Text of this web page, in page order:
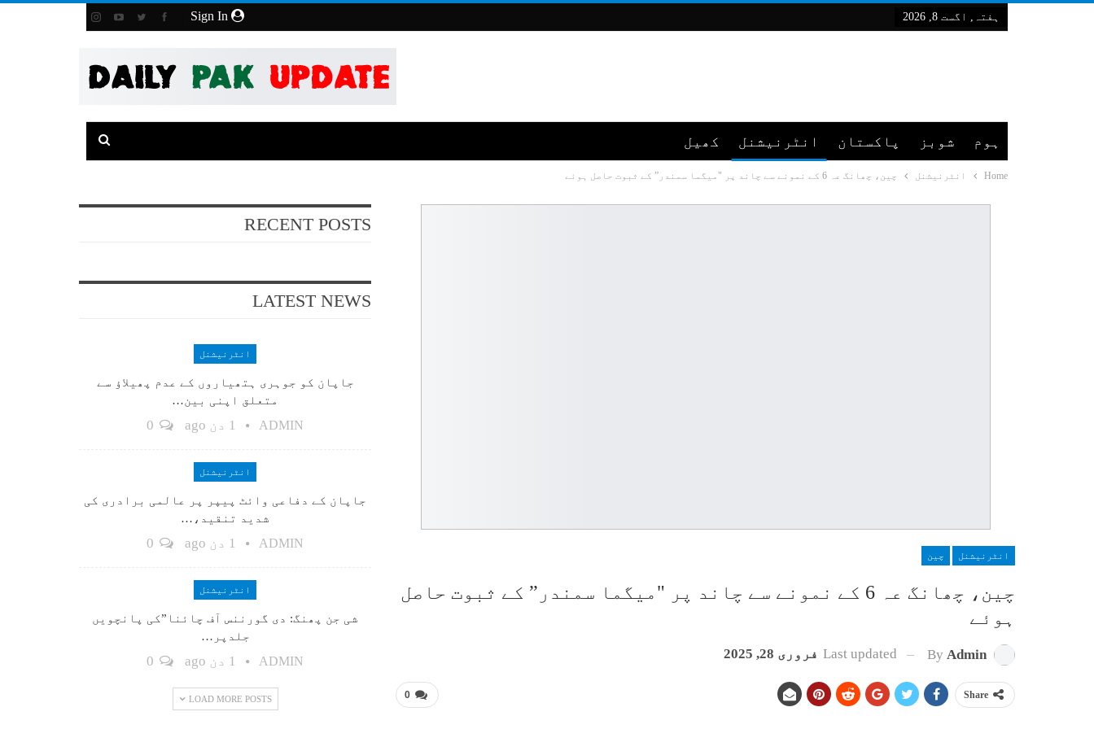
ہفتہ, اگست 8, 2026
ہوم شوبز پاکستان انٹرنیشنل کھیل
Home انٹرنیشنل چین، چھانگ عہ 6 کے نمونے سے چاند پر "میگما سمندر” کے ثبوت حاصل ہوئے
انٹرنیشنل چین
چین، چھانگ عہ 6 کے نمونے سے چاند پر "میگما سمندر” کے ثبوت حاصل
ہوئے
By Admin
Last updated فروری 28, 2025
0 Share
RECENT POSTS
LATEST NEWS
انٹرنیشنل
جاپان کو جوہری ہتھیاروں کے عدم پھیلاؤ سے
متعلق اپنی بین…
ADMIN 1 دن ago
انٹرنیشنل
جاپان کے دفاعی وائٹ پیپر پر عالمی برادری کی
شدید تنقید،…
ADMIN 1 دن ago
انٹرنیشنل
شی جن پھنگ: دی گورننس آف چائنا”کی پانچویں
جلدپر…
ADMIN 1 دن ago
LOAD MORE POSTS